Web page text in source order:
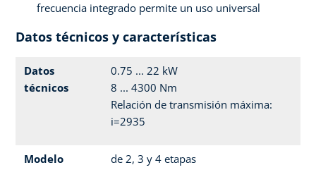
frecuencia integrado permite un uso universal
Datos técnicos y características
Datos
técnicos
0.75 ... 22 kW
8 ... 4300 Nm
Relación de transmisión máxima:
i=2935
Modelo de 2, 3 y 4 etapas